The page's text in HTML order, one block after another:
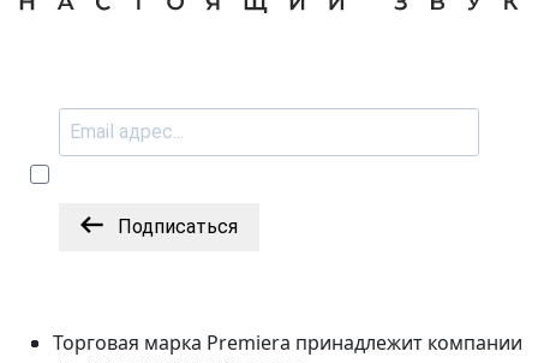
Подписаться
Торговая марка Premiera принадлежит компании